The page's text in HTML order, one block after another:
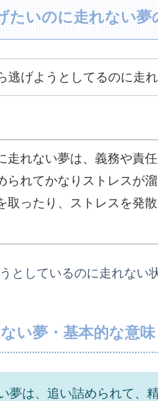
たいのに走れない夢
逃げようとしてるのに走
走れない夢は、義務や責
られてかなりストレスが
取ったり、ストレスを発
としているのに走れない
い夢・基本的な意味
夢は、追い詰められて、